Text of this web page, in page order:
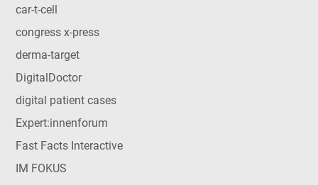
car-t-cell
congress x-press
derma-target
DigitalDoctor
digital patient cases
Expert:innenforum
Fast Facts Interactive
IM FOKUS